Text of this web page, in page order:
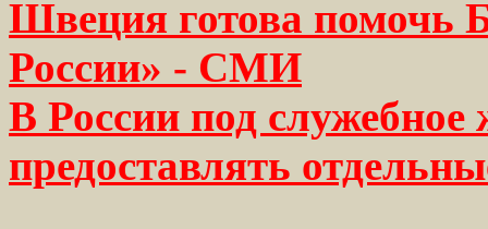
Швеция готова помочь
России» - СМИ
В России под
предоставлять